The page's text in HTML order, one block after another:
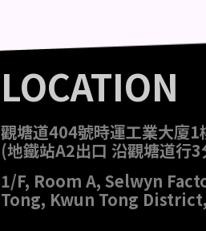
LOCATION
觀塘道404號時運工業大廈1
(地鐵站A2出口 沿觀塘道行3
1/F, Room A, Selwyn
Tong, Kwun Tong